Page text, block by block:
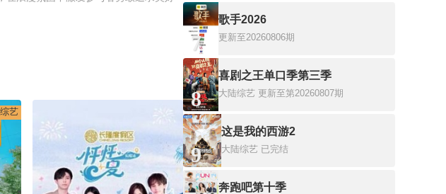
艺
7
歌手2026
更新至20260806期
8
喜剧之王单口季第三季
大陆综艺 更新至第20260807期
9
这是我的西游2
大陆综艺 已完结
奔跑吧第十季